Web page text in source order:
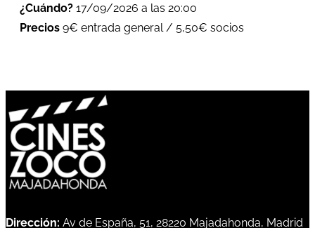
¿Cuándo? 17/09/2026 a las 20:00
Precios 9€ entrada general / 5,50€ socios
Dirección: Av de España, 51, 28220 Majadahonda, Madrid